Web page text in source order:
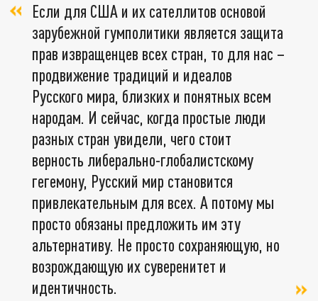
Если для США и их сателлитов основой
зарубежной гумполитики является защита
прав извращенцев всех стран, то для нас –
продвижение традиций и идеалов
Русского мира, близких и понятных всем
народам. И сейчас, когда простые люди
разных стран увидели, чего стоит
верность либерально-глобалистскому
гегемону, Русский мир становится
привлекательным для всех. А потому мы
просто обязаны предложить им эту
альтернативу. Не просто сохраняющую, но
возрождающую их суверенитет и
идентичность.